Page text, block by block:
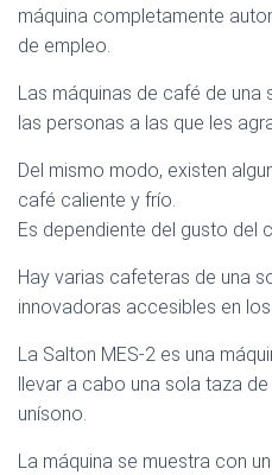
máquina completamente
de empleo.
Las máquinas de café de una
las personas a las que les
Del mismo modo, existen
café caliente y frío.
Es dependiente del gusto del
Hay varias cafeteras de una
innovadoras accesibles en
La Salton MES-2 es una
llevar a cabo una sola taza
unísono.
La máquina se muestra con